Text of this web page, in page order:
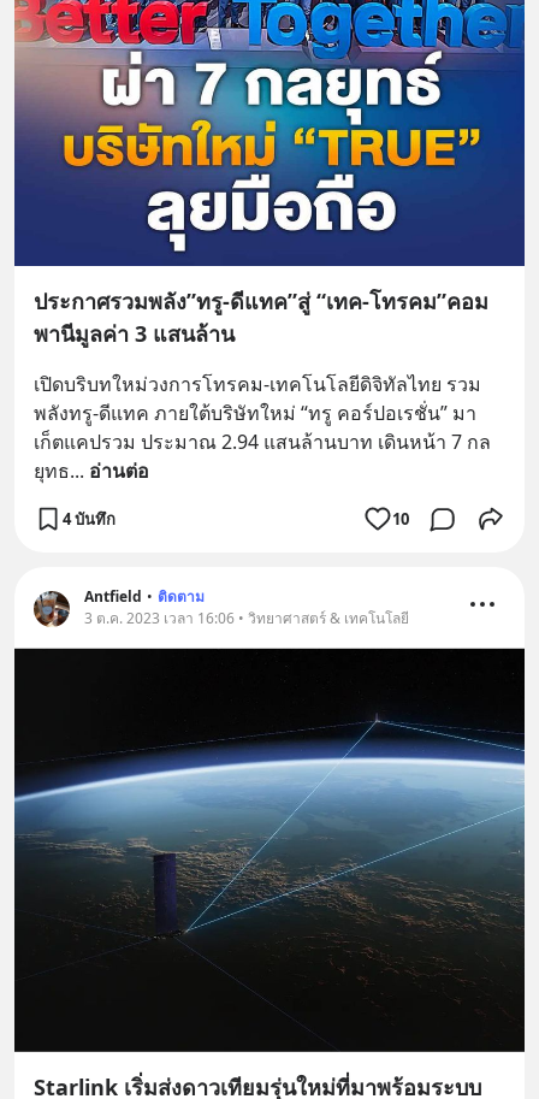
ประกาศรวมพลัง”ทรู-ดีแทค”สู่ “เทค-โทรคม”คอม
พานีมูลค่า 3 แสนล้าน
เปิดบริบทใหม่วงการโทรคม-เทคโนโลยีดิจิทัลไทย รวม
พลังทรู-ดีแทค ภายใต้บริษัทใหม่ “ทรู คอร์ปอเรชั่น” มา
เก็ตแคปรวม ประมาณ 2.94 แสนล้านบาท เดินหน้า 7 กล
ยุทธ... อ่านต่อ
4 บันทึก 10
Antfield • ติดตาม
3 ต.ค. 2023 เวลา 16:06 • วิทยาศาสตร์ & เทคโนโลยี
Starlink เริ่มส่งดาวเทียมรุ่นใหม่ที่มาพร้อมระบบ